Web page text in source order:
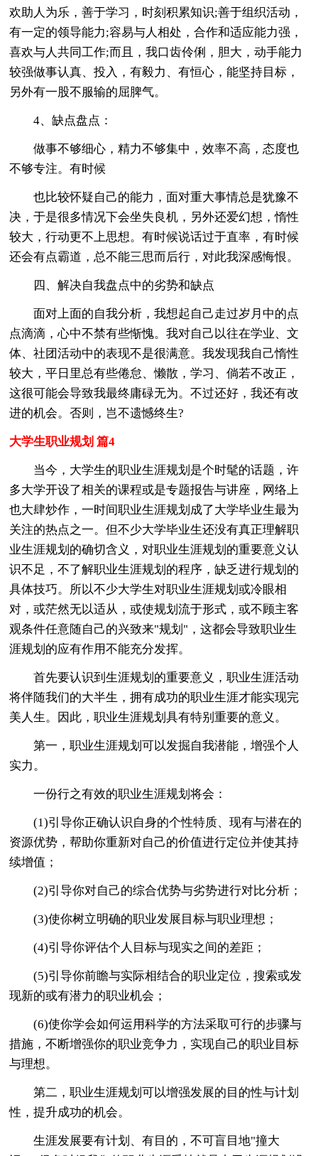
欢助人为乐，善于学习，时刻积累知识;善于组织活动，
有一定的领导能力;容易与人相处，合作和适应能力强，
喜欢与人共同工作;而且，我口齿伶俐，胆大，动手能力
较强做事认真、投入，有毅力、有恒心，能坚持目标，
另外有一股不服输的屈脾气。
4、缺点盘点：
做事不够细心，精力不够集中，效率不高，态度也
不够专注。有时候
也比较怀疑自己的能力，面对重大事情总是犹豫不
决，于是很多情况下会坐失良机，另外还爱幻想，惰性
较大，行动更不上思想。有时候说话过于直率，有时候
还会有点霸道，总不能三思而后行，对此我深感悔恨。
四、解决自我盘点中的劣势和缺点
面对上面的自我分析，我想起自己走过岁月中的点
点滴滴，心中不禁有些惭愧。我对自己以往在学业、文
体、社团活动中的表现不是很满意。我发现我自己惰性
较大，平日里总有些倦怠、懒散，学习、倘若不改正，
这很可能会导致我最终庸碌无为。不过还好，我还有改
进的机会。否则，岂不遗憾终生?
大学生职业规划 篇4
当今，大学生的职业生涯规划是个时髦的话题，许
多大学开设了相关的课程或是专题报告与讲座，网络上
也大肆炒作，一时间职业生涯规划成了大学毕业生最为
关注的热点之一。但不少大学毕业生还没有真正理解职
业生涯规划的确切含义，对职业生涯规划的重要意义认
识不足，不了解职业生涯规划的程序，缺乏进行规划的
具体技巧。所以不少大学生对职业生涯规划或冷眼相
对，或茫然无以适从，或使规划流于形式，或不顾主客
观条件任意随自己的兴致来"规划"，这都会导致职业生
涯规划的应有作用不能充分发挥。
首先要认识到生涯规划的重要意义，职业生涯活动
将伴随我们的大半生，拥有成功的职业生涯才能实现完
美人生。因此，职业生涯规划具有特别重要的意义。
第一，职业生涯规划可以发掘自我潜能，增强个人
实力。
一份行之有效的职业生涯规划将会：
(1)引导你正确认识自身的个性特质、现有与潜在的
资源优势，帮助你重新对自己的价值进行定位并使其持
续增值；
(2)引导你对自己的综合优势与劣势进行对比分析；
(3)使你树立明确的职业发展目标与职业理想；
(4)引导你评估个人目标与现实之间的差距；
(5)引导你前瞻与实际相结合的职业定位，搜索或发
现新的或有潜力的职业机会；
(6)使你学会如何运用科学的方法采取可行的步骤与
措施，不断增强你的职业竞争力，实现自己的职业目标
与理想。
第二，职业生涯规划可以增强发展的目的性与计划
性，提升成功的机会。
生涯发展要有计划、有目的，不可盲目地"撞大